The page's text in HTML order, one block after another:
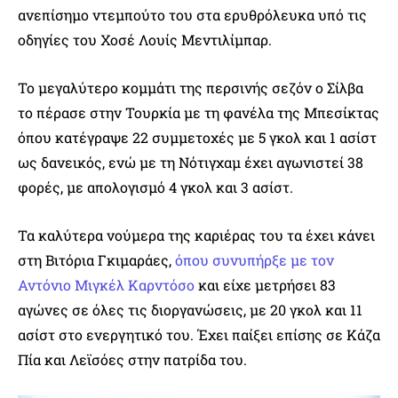
ανεπίσημο ντεμπούτο του στα ερυθρόλευκα υπό τις
οδηγίες του Χοσέ Λουίς Μεντιλίμπαρ.
Το μεγαλύτερο κομμάτι της περσινής σεζόν ο Σίλβα
το πέρασε στην Τουρκία με τη φανέλα της Μπεσίκτας
όπου κατέγραψε 22 συμμετοχές με 5 γκολ και 1 ασίστ
ως δανεικός, ενώ με τη Νότιγχαμ έχει αγωνιστεί 38
φορές, με απολογισμό 4 γκολ και 3 ασίστ.
Τα καλύτερα νούμερα της καριέρας του τα έχει κάνει
στη Βιτόρια Γκιμαράες,όπου συνυπήρξε με τον
Αντόνιο Μιγκέλ Καρντόσοκαι είχε μετρήσει 83
αγώνες σε όλες τις διοργανώσεις, με 20 γκολ και 11
ασίστ στο ενεργητικό του. Έχει παίξει επίσης σε Κάζα
Πία και Λεϊσόες στην πατρίδα του.